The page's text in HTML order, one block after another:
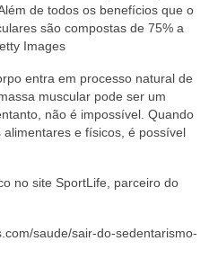
de todos os benefícios que o
são compostas de 75% a
Images
entra em processo natural de
muscular pode ser um
não é impossível. Quando
e físicos, é possível
no site SportLife, parceiro do
saude/sair-do-sedentarismo-